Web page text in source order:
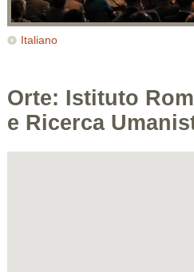
Italiano
Orte: Istituto
e Ricerca